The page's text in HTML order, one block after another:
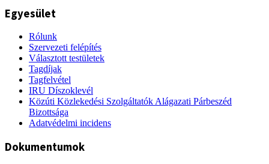
Egyesület
Rólunk
Szervezeti felépítés
Választott testületek
Tagdíjak
Tagfelvétel
IRU Díszoklevél
Közúti Közlekedési Szolgáltatók Alágazati Párbeszéd
Bizottsága
Adatvédelmi incidens
Dokumentumok